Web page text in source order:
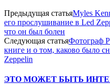
Предыдущая статьяMyles
его прослушивание в Led
что он был болен
Следующая статьяФотограф
книге и о том, каково было
Zeppelin
ЭТО МОЖЕТ БЫТЬ